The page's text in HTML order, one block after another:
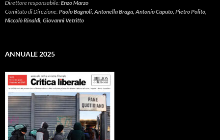
Direttore responsabile:Enzo Marzo
Comitato di Direzione:Paolo Bagnoli, Antonella Braga, Antonio Caputo, Pietro Polito,
Niccolò Rinaldi, Giovanni Vetritto
ANNUALE 2025